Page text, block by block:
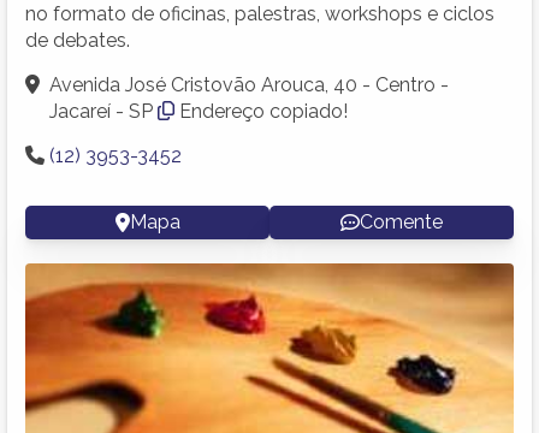
no formato de oficinas, palestras, workshops e ciclos
de debates.
Avenida José Cristovão Arouca, 40 - Centro -
Jacareí - SP
Endereço copiado!
(12) 3953-3452
Mapa Comente